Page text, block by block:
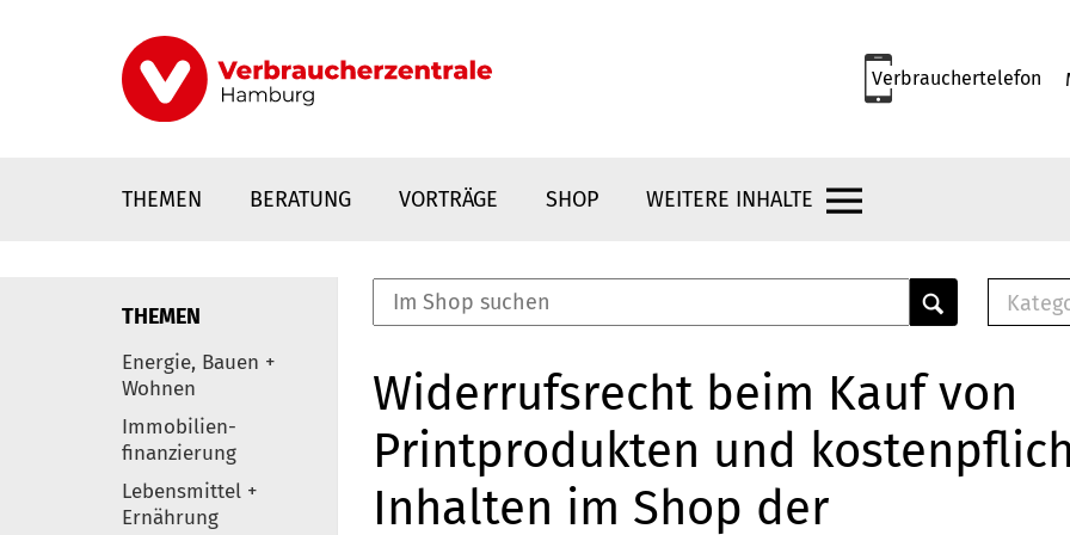
Verbrauchertelefon
THEMEN BERATUNG VORTRÄGE SHOP WEITERE INHALTE
Elemente
THEMEN
Energie, Bauen +
Wohnen
Immobilien-
finanzierung
Lebensmittel +
Ernährung
Widerrufsrecht beim Kauf von
Printprodukten und
Inhalten im Shop der